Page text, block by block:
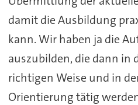
damit die Ausbildung
kann. Wir haben ja die
auszubilden, die dann in
richtigen Weise und in
Orientierung tätig